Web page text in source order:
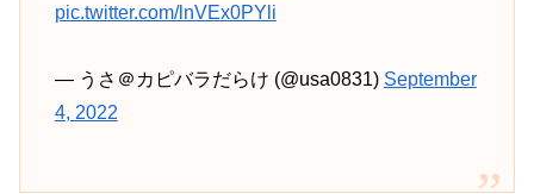
pic.twitter.com/lnVEx0PYli
— うさ＠カピバラだらけ (@usa0831) September
4, 2022